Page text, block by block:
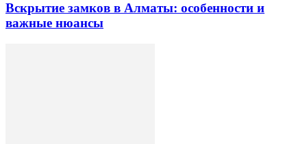
Вскрытие замков в Алматы: особенности и
важные нюансы